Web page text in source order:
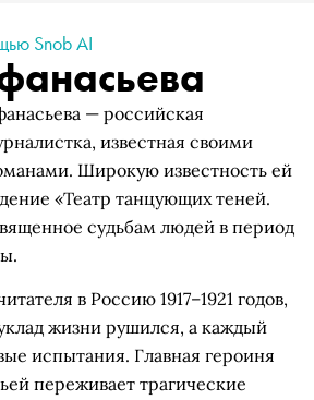
Snob AI
— российская
известная своими
Широкую известность ей
«Театр танцующих теней.
судьбам людей в период
в Россию 1917–1921 годов,
жизни рушился, а каждый
испытания. Главная героиня
переживает трагические